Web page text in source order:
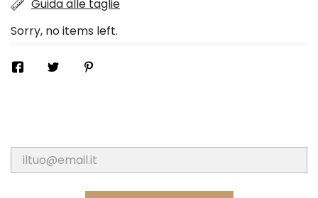
Guida alle taglie
Sorry, no items left.